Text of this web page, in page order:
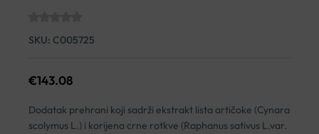
SKU: C005725
€143.08
Dodatak prehrani koji sadrži ekstrakt lista artičoke (Cynara
scolymus L.) i korijena crne rotkve (Raphanus sativus L.var.